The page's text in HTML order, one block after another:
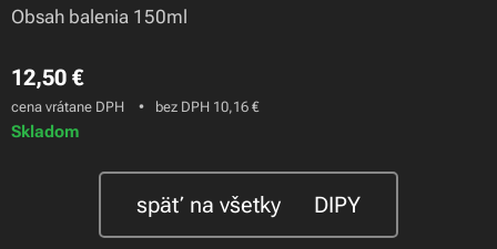
Obsah balenia 150ml
12,50 €
cena vrátane DPH bez DPH 10,16 €
Skladom
späť na všetky 🍃DIPY